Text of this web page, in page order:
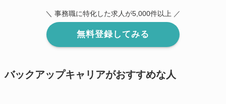
＼ 事務職に特化した求人が5,000件以上 ／
無料登録してみる
バックアップキャリアがおすすめな人